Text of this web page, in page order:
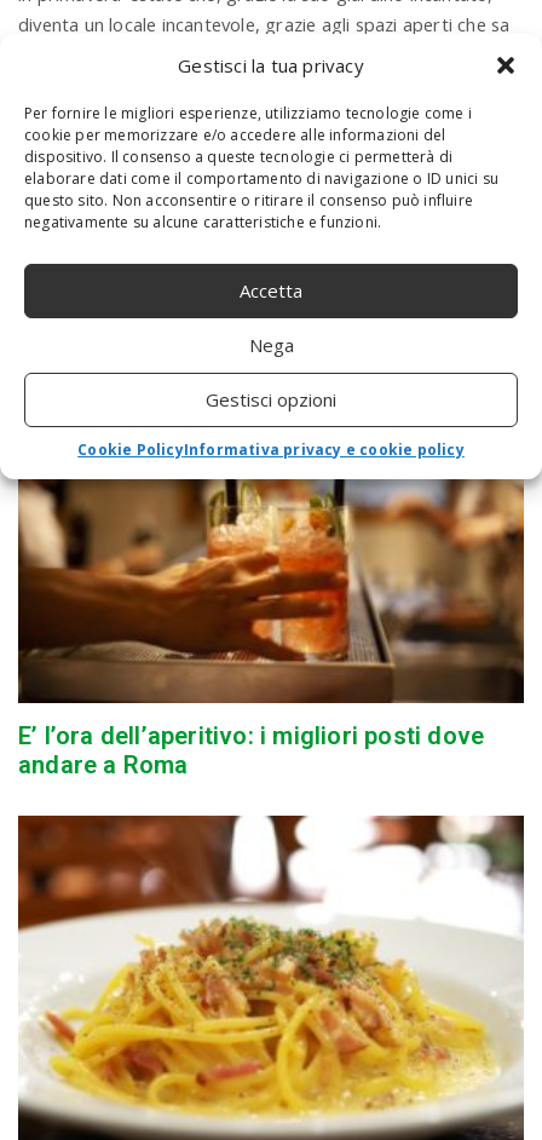
Gestisci la tua privacy
Per fornire le migliori esperienze, utilizziamo tecnologie come i
cookie per memorizzare e/o accedere alle informazioni del
dispositivo. Il consenso a queste tecnologie ci permetterà di
elaborare dati come il comportamento di navigazione o ID unici su
questo sito. Non acconsentire o ritirare il consenso può influire
negativamente su alcune caratteristiche e funzioni.
Accetta
Nega
Gestisci opzioni
Cookie PolicyInformativa privacy e cookie policy
diventa un locale incantevole, grazie agli spazi aperti che sa
offrire. Ospita due sale, dove potrai ascoltare musica house
DISCOTECHE DISCOTECHE A ROMA ROMA
E’ l’ora dell’aperitivo: i migliori posti dove
andare a Roma